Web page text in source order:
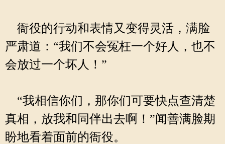
衙役的行动和表情又变得灵活，满脸
严肃道：“我们不会冤枉一个好人，也不
会放过一个坏人！”
“我相信你们，那你们可要快点查清楚
真相，放我和同伴出去啊！”闻善满脸期
盼地看着面前的衙役。